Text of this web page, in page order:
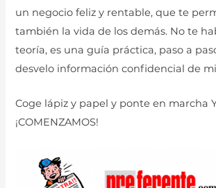
un negocio feliz y rentable, que te
también la vida de los demás. No te
teoría, es una guía práctica, paso a
desvelo información confidencial de
Coge lápiz y papel y ponte en marcha
¡COMENZAMOS!